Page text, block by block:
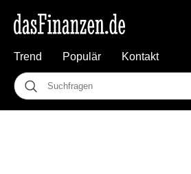
Trend Populär Kontakt